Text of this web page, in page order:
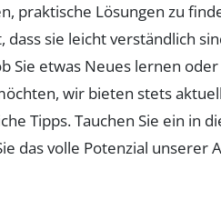
praktische Lösungen zu
dass sie leicht verständlich
Sie etwas Neues lernen
wir bieten stets
Tipps. Tauchen Sie ein in
das volle Potenzial unserer